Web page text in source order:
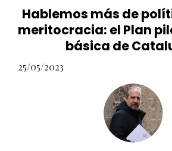
Hablemos más de
meritocracia: el Plan
básica de
25/05/2023